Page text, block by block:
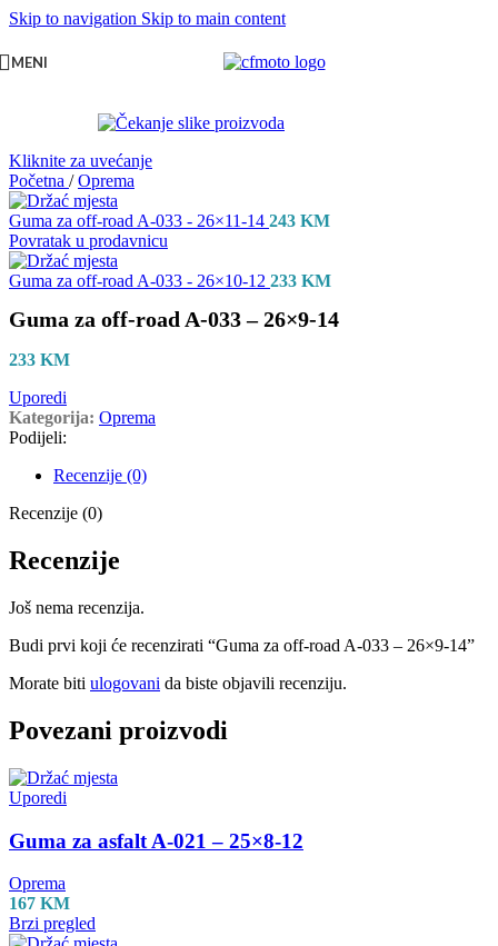
Skip to navigation Skip to main content
MENI
Kliknite za uvećanje
Početna / Oprema
Guma za off-road A-033 - 26×11-14 243 KM
Povratak u prodavnicu
Guma za off-road A-033 - 26×10-12 233 KM
Guma za off-road A-033 – 26×9-14
233 KM
Uporedi
Kategorija: Oprema
Podijeli:
Recenzije (0)
Recenzije (0)
Recenzije
Još nema recenzija.
Budi prvi koji će recenzirati “Guma za off-road A-033 – 26×9-14”
Morate biti ulogovani da biste objavili recenziju.
Povezani proizvodi
Uporedi
Guma za asfalt A-021 – 25×8-12
Oprema
167 KM
Brzi pregled